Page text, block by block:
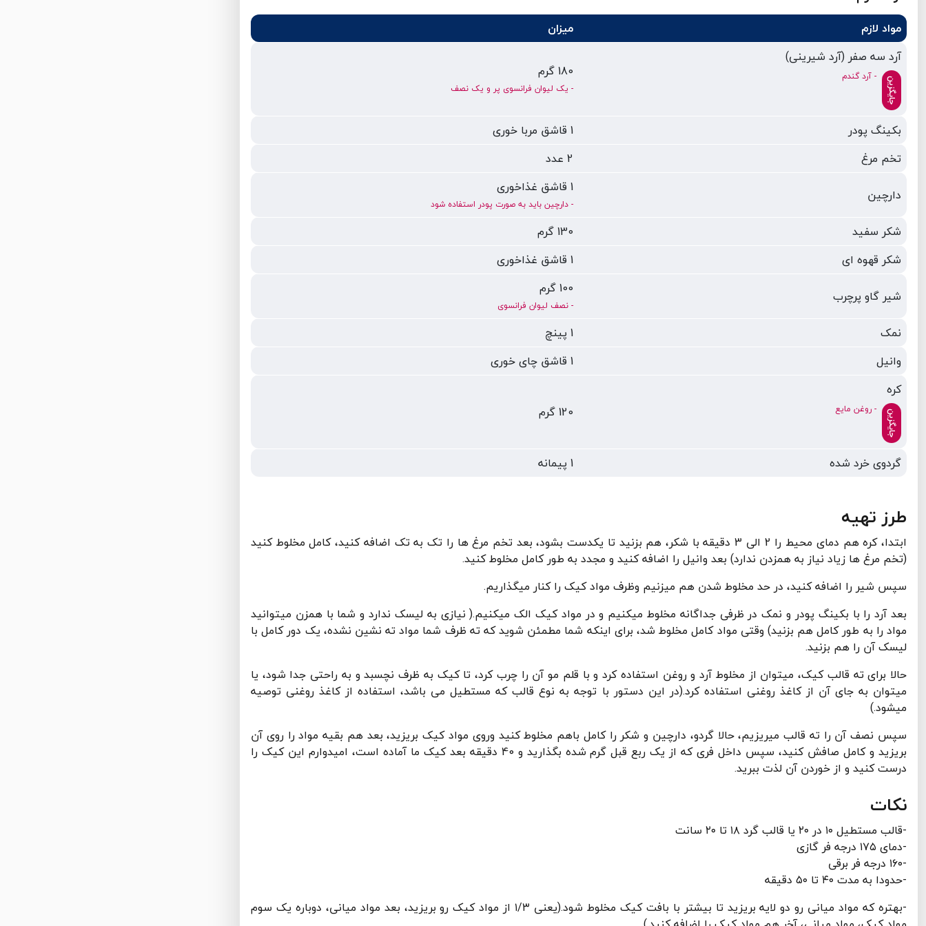
مواد لازم
میزان
آرد سه صفر (آرد شیرینی)
جایگزین - آرد گندم 180 گرم
- یک لیوان فرانسوی پر و یک نصف
بکینگ پودر
1 قاشق مربا خوری
تخم مرغ
2 عدد
دارچین
1 قاشق غذاخوری
- دارچین باید به صورت پودر استفاده شود
شکر سفید
130 گرم
شکر قهوه ای
1 قاشق غذاخوری
شیر گاو پرچرب
100 گرم
- نصف لیوان فرانسوی
نمک
1 پینچ
وانیل
1 قاشق چای خوری
کره
جایگزین - روغن مایع 120 گرم
گردوی خرد شده 1 پیمانه
طرز تهیه
ابتدا، کره هم دمای محیط را 2 الی 3 دقیقه با شکر، هم بزنید تا یکدست بشود، بعد تخم مرغ ها را تک به تک اضافه کنید، کامل مخلوط کنید
(تخم مرغ ها زیاد نیاز به همزدن ندارد) بعد وانیل را اضافه کنید و مجدد به طور کامل مخلوط کنید.
سپس شیر را اضافه کنید، در حد مخلوط شدن هم میزنیم وظرف مواد کیک را کنار میگذاریم.
بعد آرد را با بکینگ پودر و نمک در ظرفی جداگانه مخلوط میکنیم و در مواد کیک الک میکنیم.( نیازی به لیسک ندارد و شما با همزن میتوانید
مواد را به طور کامل هم بزنید) وقتی مواد کامل مخلوط شد، برای اینکه شما مطمئن شوید که ته ظرف شما مواد ته نشین نشده، یک دور کامل با
لیسک آن را هم بزنید.
حالا برای ته قالب کیک، میتوان از مخلوط آرد و روغن استفاده کرد و با قلم مو آن را چرب کرد، تا کیک به ظرف نچسبد و به راحتی جدا شود، یا
میتوان به جای آن از کاغذ روغنی استفاده کرد.(در این دستور با توجه به نوع قالب که مستطیل می باشد، استفاده از کاغذ روغنی توصیه
میشود.)
سپس نصف آن را ته قالب میریزیم، حالا گردو، دارچین و شکر را کامل باهم مخلوط کنید وروی مواد کیک بریزید، بعد هم بقیه مواد را روی آن
بریزید و کامل صافش کنید، سپس داخل فری که از یک ربع قبل گرم شده بگذارید و 40 دقیقه بعد کیک ما آماده است، امیدوارم این کیک را
درست کنید و از خوردن آن لذت ببرید.
نکات
-قالب مستطیل ۱۰ در ۲۰ یا قالب گرد ۱۸ تا ۲۰ سانت
-دمای ۱۷۵ درجه فر گازی
-۱۶۰ درجه فر برقی
-حدودا به مدت ۴۰ تا ۵۰ دقیقه
-بهتره که مواد میانی رو دو لایه بریزید تا بیشتر با بافت کیک مخلوط شود.(یعنی ۱/۳ از مواد کیک رو بریزید، بعد مواد میانی، دوباره یک سوم